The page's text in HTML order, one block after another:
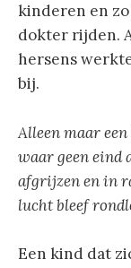
kinderen en
dokter rijden.
hersens
bij.
Alleen maar
waar geen eind
afgrijzen en in
lucht bleef
Een kind dat